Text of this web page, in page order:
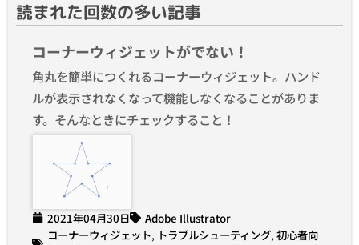
読まれた回数の多い記事
コーナーウィジェットがでない！
角丸を簡単につくれるコーナーウィジェット。ハンド
ルが表示されなくなって機能しなくなることがありま
す。そんなときにチェックすること！
2021年04月30日
Adobe Illustrator
コーナーウィジェット, トラブルシューティング, 初心者向